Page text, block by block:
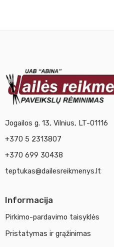
Jogailos g. 13, Vilnius, LT-01116
+370 5 2313807
+370 699 30438
teptukas@dailesreikmenys.lt
Informacija
Pirkimo-pardavimo taisyklės
Pristatymas ir grąžinimas